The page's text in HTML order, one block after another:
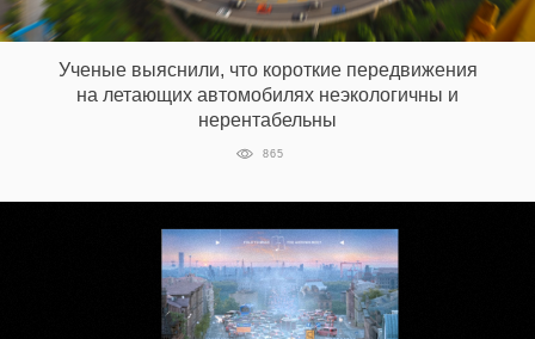
Ученые выяснили, что короткие передвижения
на летающих автомобилях неэкологичны и
нерентабельны
865